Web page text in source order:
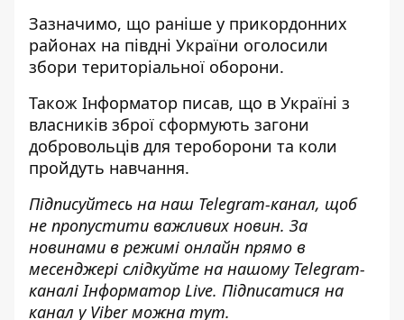
Зазначимо, що раніше у прикордонних
районах на півдні України оголосили
збори територіальної оборони.
Також Інформатор писав, що в Україні з
власників зброї сформують загони
добровольців для тероборони та коли
пройдуть навчання.
Підписуйтесь на наш Telegram-канал, щоб
не пропустити важливих новин. За
новинами в режимі онлайн прямо в
месенджері слідкуйте на нашому Telegram-
каналіІнформатор Live. Підписатися на
канал у Viber можна тут.